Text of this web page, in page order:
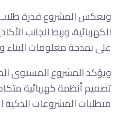
ويعكس المشروع قدرة طلاب
الكهربائية، وربط الجانب
على نمذجة معلومات البناء
ويؤكد المشروع المستوى
تصميم أنظمة كهربائية
متطلبات المشروعات الذكية